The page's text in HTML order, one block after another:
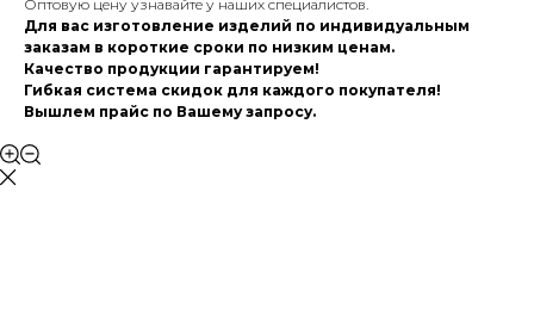
Оптовую цену узнавайте у наших специалистов.
Для вас изготовление изделий по индивидуальным
заказам в короткие сроки по низким ценам.
Качество продукции гарантируем!
Гибкая система скидок для каждого покупателя!
Вышлем прайс по Вашему запросу.